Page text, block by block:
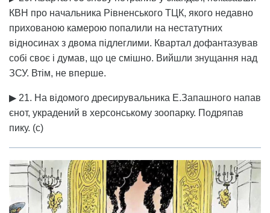
КВН про начальника Рівненського ТЦК, якого недавно
прихованою камерою попалили на нестатутних
відносинах з двома підлеглими. Квартал дофантазував
собі своє і думав, що це смішно. Вийшли знущання над
ЗСУ. Втім, не вперше.
▶ 21. На відомого дресирувальника Е.Запашного напав
єнот, украдений в херсонському зоопарку. Подряпав
пику. (с)